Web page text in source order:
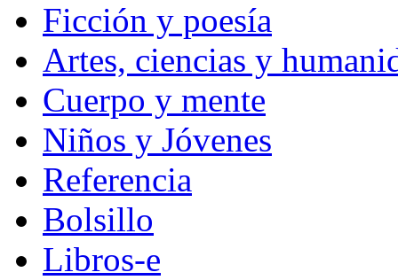
Ficción y poesía
Artes, ciencias y
Cuerpo y mente
Niños y Jóvenes
Referencia
Bolsillo
Libros-e